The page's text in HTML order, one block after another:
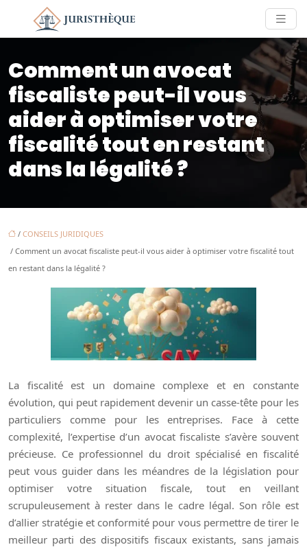
Comment un avocat
fiscaliste peut-il vous
aider à optimiser votre
fiscalité tout en restant
dans la légalité ?
/ CONSEILS JURIDIQUES
/ Comment un avocat fiscaliste peut-il vous aider à optimiser votre fiscalité tout
en restant dans la légalité ?
La fiscalité est un domaine complexe et en constante
évolution, qui peut rapidement devenir un casse-tête pour les
particuliers comme pour les entreprises. Face à cette
complexité, l’expertise d’un avocat fiscaliste s’avère souvent
précieuse. Ce professionnel du droit spécialisé en fiscalité
peut vous guider dans les méandres de la législation pour
optimiser votre situation fiscale, tout en veillant
scrupuleusement à rester dans le cadre légal. Son rôle est
d’allier stratégie et conformité pour vous permettre de tirer le
meilleur parti des dispositifs fiscaux existants, sans jamais